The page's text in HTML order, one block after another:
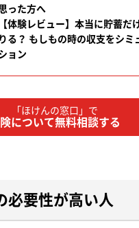
った方へ
【体験レビュー】本当に貯蓄だ
りる？ もしもの時の収支をシミ
ョン
「ほけんの窓口」で
について無料相談する
必要性が高い人